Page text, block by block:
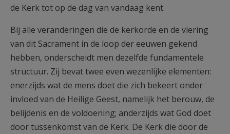
de Kerk tot op de dag van vandaag kent.
Bij alle veranderingen die de kerkorde en de viering
van dit Sacrament in de loop der eeuwen gekend
hebben, onderscheidt men dezelfde fundamentele
structuur. Zij bevat twee even wezenlijke elementen:
enerzijds wat de mens doet die zich bekeert onder
invloed van de Heilige Geest, namelijk het berouw, de
belijdenis en de voldoening; anderzijds wat God doet
door tussenkomst van de Kerk. De Kerk die door de